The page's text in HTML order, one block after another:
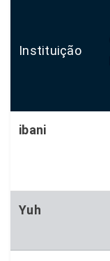
Instituição
ibani
Yuh